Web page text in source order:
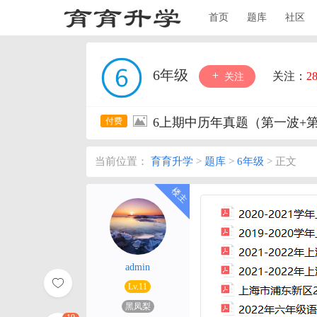
首页 题库 社区
6年级 关注 关注：
6上期中历年真题（第一波+
当前位置： 育育升学 > 题库 > 6年级 > 正文
admin
Lv.11
黑凤梨